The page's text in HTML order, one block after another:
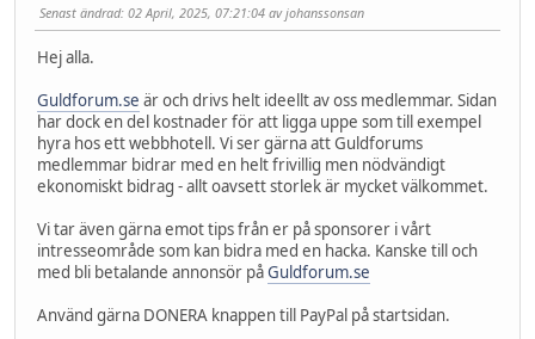
Senast ändrad: 02 April, 2025, 07:21:04 av johanssonsan
Hej alla.
Guldforum.se är och drivs helt ideellt av oss medlemmar. Sidan
har dock en del kostnader för att ligga uppe som till exempel
hyra hos ett webbhotell. Vi ser gärna att Guldforums
medlemmar bidrar med en helt frivillig men nödvändigt
ekonomiskt bidrag - allt oavsett storlek är mycket välkommet.
Vi tar även gärna emot tips från er på sponsorer i vårt
intresseområde som kan bidra med en hacka. Kanske till och
med bli betalande annonsör påGuldforum.se
Använd gärna DONERA knappen till PayPal på startsidan.